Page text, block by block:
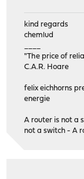
kind regards
chemlud
"The price of
C.A.R. Hoare
felix eichhorns
energie
A router is not a
not a switch - A